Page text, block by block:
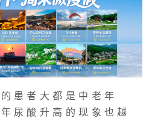
患者大都是中老年
尿酸升高的现象也越